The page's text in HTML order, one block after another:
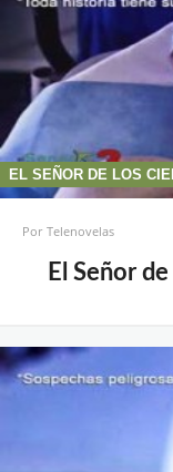
EL SEÑOR DE LOS
PorTelenovelas
El Señor